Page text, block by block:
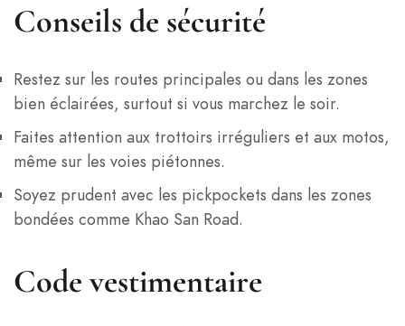
Conseils de sécurité
Restez sur les routes principales ou dans les zones
bien éclairées, surtout si vous marchez le soir.
Faites attention aux trottoirs irréguliers et aux motos,
même sur les voies piétonnes.
Soyez prudent avec les pickpockets dans les zones
bondées comme Khao San Road.
Code vestimentaire